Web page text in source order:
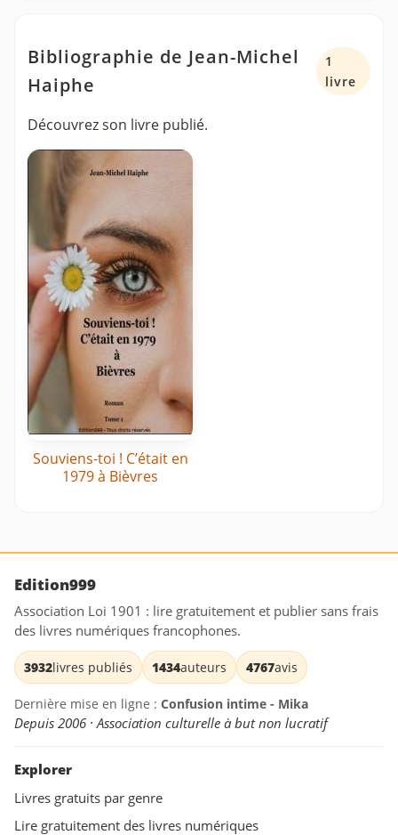
Bibliographie de Jean-Michel
Haiphe
1
livre
Découvrez son livre publié.
Souviens-toi ! C’était en
1979 à Bièvres
Edition999
Association Loi 1901 : lire gratuitement et publier sans frais
des livres numériques francophones.
3932livres publiés 1434auteurs 4767avis
Dernière mise en ligne : Confusion intime - Mika
Depuis 2006 · Association culturelle à but non lucratif
Explorer
Livres gratuits par genre
Lire gratuitement des livres numériques